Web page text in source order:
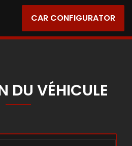
CAR CONFIGURATOR
DU VÉHICULE